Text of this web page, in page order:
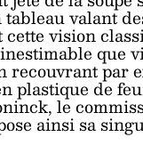
tableau valant
cette vision
que
recouvrant par
plastique de
le
ainsi sa